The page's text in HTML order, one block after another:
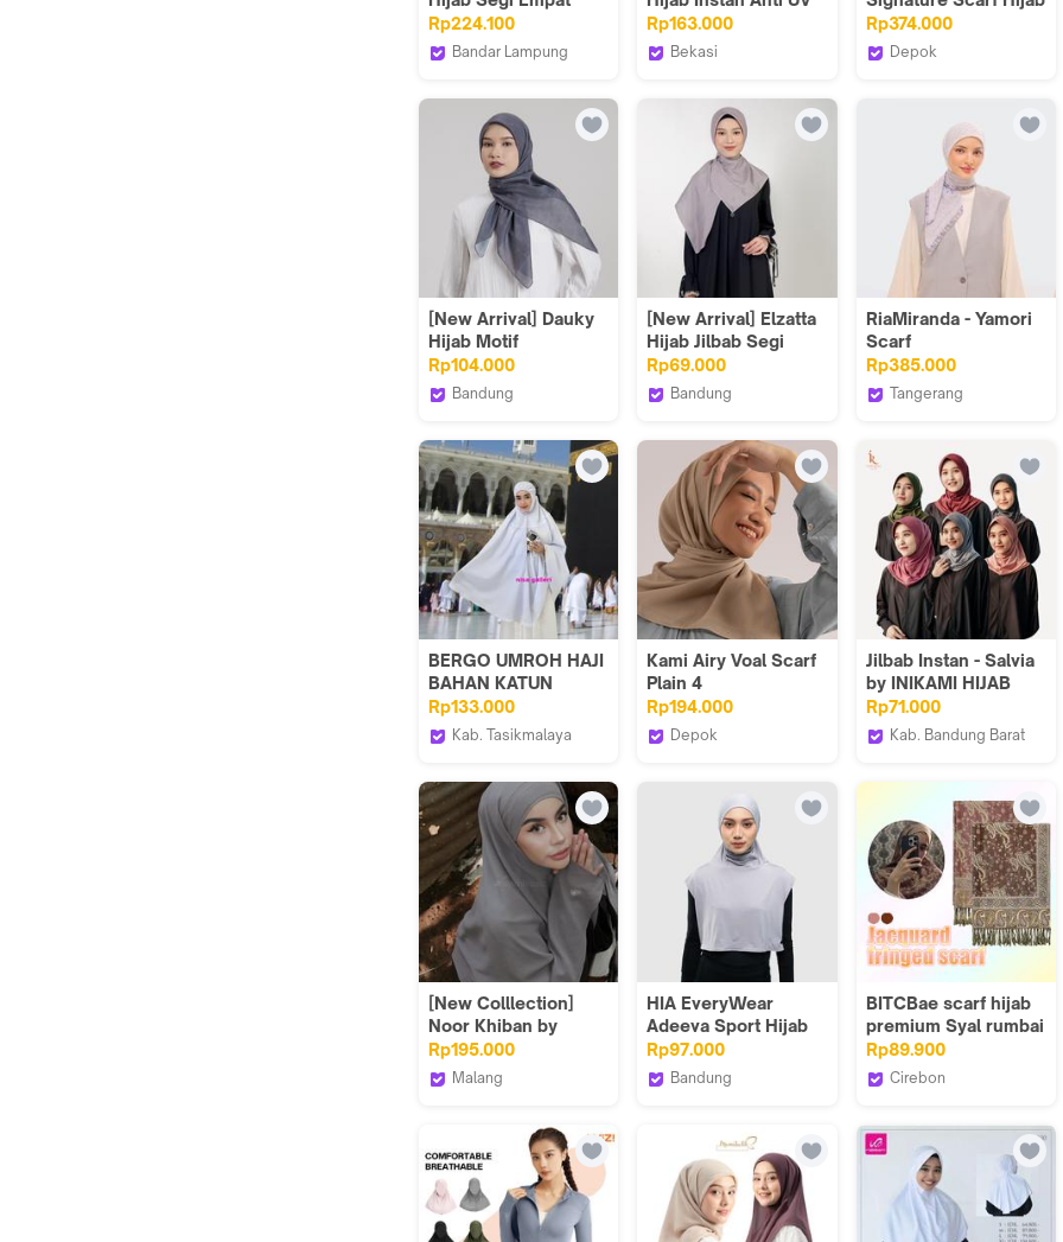
Monogram Navy |
Kerudung Segi
Empat | Hijab Motif
Voal Premium
Rp224.100
Bandar Lampung
Syar'i Bahan Marbella
Premium Adem
Sabiya
Rp163.000
Bekasi
Segi Empat
Rp374.000
Depok
[New Arrival] Dauky
Hijab Motif
Segiempat Voal
Premium Lined
Ethnic Scarf
Rp104.000
Bandung
[New Arrival] Elzatta
Hijab Jilbab Segi
Empat Scarf
Premium Kaila L ring
Monogram
Rp69.000
Bandung
RiaMiranda - Yamori
Scarf
Rp385.000
Tangerang
BERGO UMROH HAJI
BAHAN KATUN
KUSUS UMROH
HIJAB JUMBO
Rp133.000
Kab. Tasikmalaya
Kami Airy Voal Scarf
Plain 4
Rp194.000
Depok
Jilbab Instan - Salvia
by INIKAMI HIJAB
Rp71.000
Kab. Bandung Barat
[New Colllection]
Noor Khiban by
Sylmibasic Official
Rp195.000
Malang
HIA EveryWear
Adeeva Sport Hijab
Running Outdoor &
Indoor Slim Spandex
Abu Terang Keren
Rp97.000
Bandung
BITCBae scarf hijab
premium Syal rumbai
yang stylish dan
hangat, cocok untuk
semua musim
Rp89.900
Cirebon